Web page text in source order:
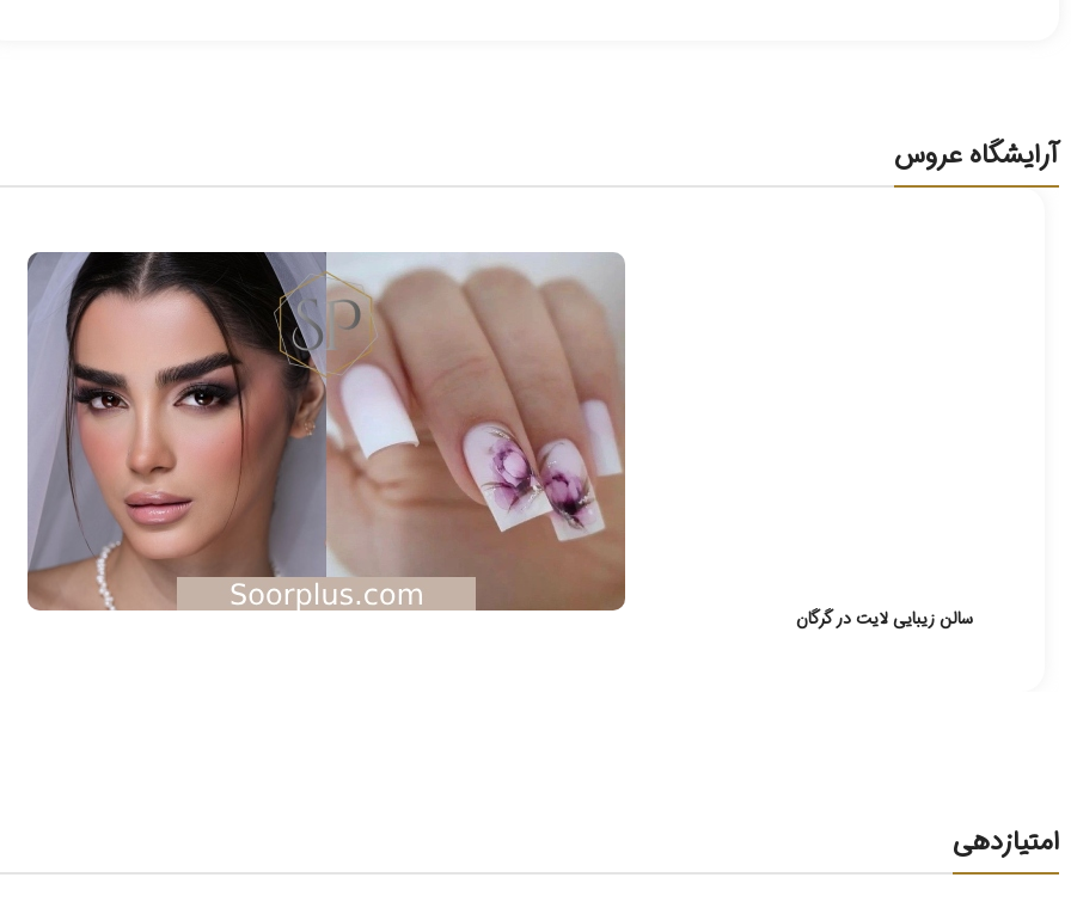
آرایشگاه عروس
سالن زیبایی لایت در گرگان
امتیازدهی